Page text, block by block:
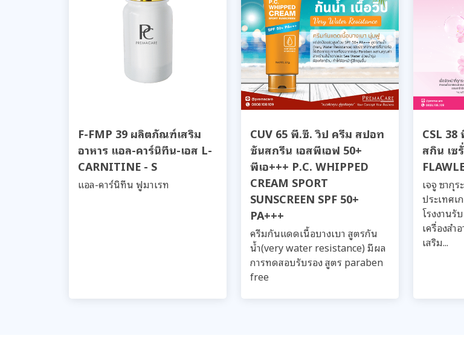
F-FMP 39 ผลิตภัณฑ์เสริม
อาหาร แอล-คาร์นิทีน-เอส L-
CARNITINE - S
แอล-คาร์นิทีน ฟูมาเรท
CUV 65 พี.ซี. วิป ครีม สปอท
ซันสกรีน เอสพีเอฟ 50+
พีเอ+++ P.C. WHIPPED
CREAM SPORT
SUNSCREEN SPF 50+
PA+++
ครีมกันแดดเนื้อบางเบา สูตรกัน
น้ำ(very water resistance) มีผล
การทดสอบรับรอง สูตร paraben
free
CSL 38
สกิน เซ
เจจู ซากุ
ประเทศ
โรงงานรั
เครื่องสำ
เสริม...